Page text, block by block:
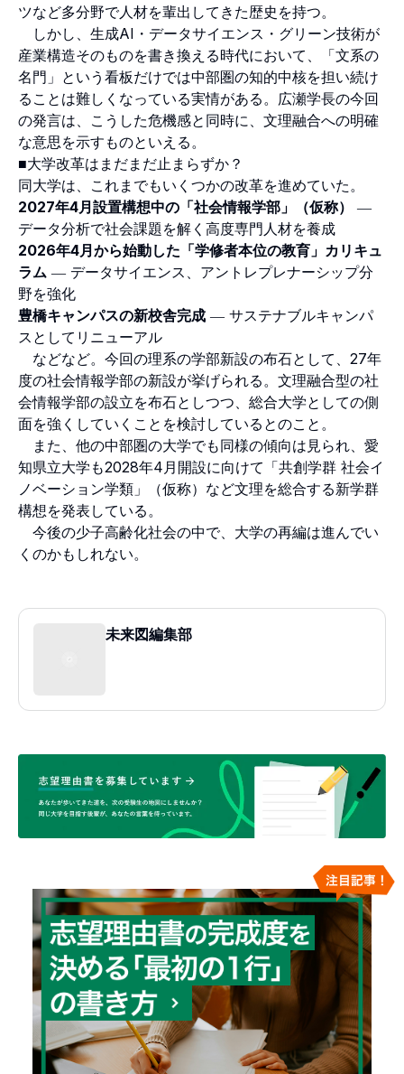
ツなど多分野で人材を輩出してきた歴史を持つ。
しかし、生成AI・データサイエンス・グリーン技術が
産業構造そのものを書き換える時代において、「文系の
名門」という看板だけでは中部圏の知的中核を担い続け
ることは難しくなっている実情がある。広瀬学長の今回
の発言は、こうした危機感と同時に、文理融合への明確
な意思を示すものといえる。
■大学改革はまだまだ止まらずか？
同大学は、これまでもいくつかの改革を進めていた。
2027年4月設置構想中の「社会情報学部」（仮称）
―
データ分析で社会課題を解く高度専門人材を養成
2026年4月から始動した「学修者本位の教育」カリキュ
ラム ― データサイエンス、アントレプレナーシップ分
野を強化
豊橋キャンパスの新校舎完成 ― サステナブルキャンパ
スとしてリニューアル
などなど。今回の理系の学部新設の布石として、27年
度の社会情報学部の新設が挙げられる。文理融合型の社
会情報学部の設立を布石としつつ、総合大学としての側
面を強くしていくことを検討しているとのこと。
また、他の中部圏の大学でも同様の傾向は見られ、愛
知県立大学も2028年4月開設に向けて「共創学群 社会イ
ノベーション学類」（仮称）など文理を総合する新学群
構想を発表している。
今後の少子高齢化社会の中で、大学の再編は進んでい
くのかもしれない。
未来図編集部